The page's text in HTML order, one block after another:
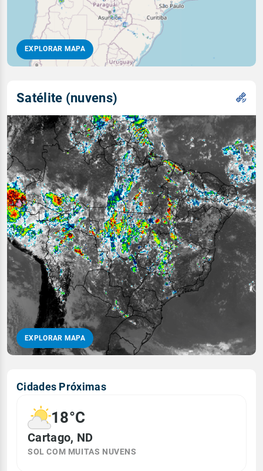
EXPLORAR MAPA
Satélite (nuvens)
EXPLORAR MAPA
Cidades Próximas
18°C
Cartago, ND
SOL COM MUITAS NUVENS